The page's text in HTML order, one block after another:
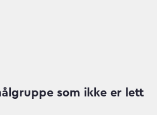
som ikke er lett